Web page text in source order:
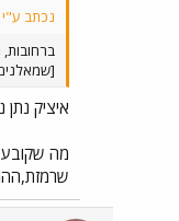
נכתב ע"י xyxy210:
איציק
מה שקובע